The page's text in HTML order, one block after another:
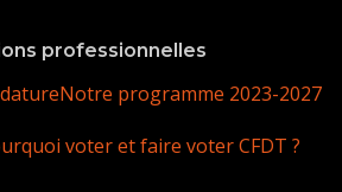
professionnelles
Notre programme 2023-2027
voter et faire voter CFDT ?